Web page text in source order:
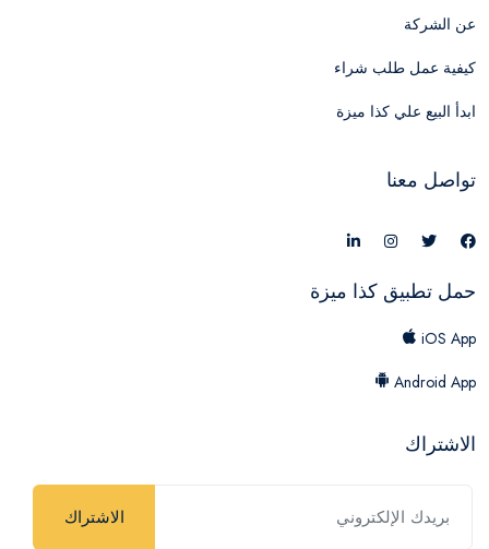
عن الشركة
كيفية عمل طلب شراء
ابدأ البيع علي كذا ميزة
تواصل معنا
حمل تطبيق كذا ميزة
iOS App
Android App
الاشتراك
الاشتراك